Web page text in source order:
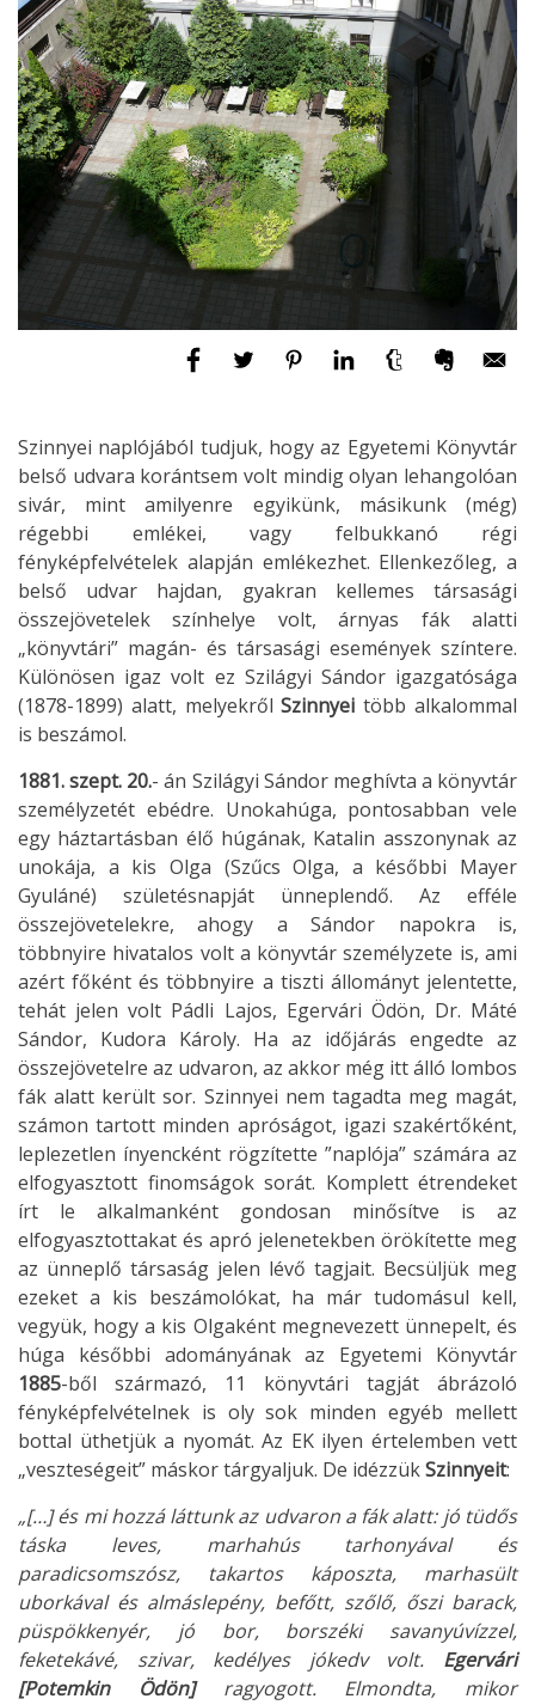
Szinnyei naplójából tudjuk, hogy az Egyetemi Könyvtár
belső udvara korántsem volt mindig olyan lehangolóan
sivár, mint amilyenre egyikünk, másikunk (még)
régebbi emlékei, vagy felbukkanó régi
fényképfelvételek alapján emlékezhet. Ellenkezőleg, a
belső udvar hajdan, gyakran kellemes társasági
összejövetelek színhelye volt, árnyas fák alatti
„könyvtári” magán- és társasági események színtere.
Különösen igaz volt ez Szilágyi Sándor igazgatósága
(1878-1899) alatt, melyekrőlSzinnyeitöbb alkalommal
is beszámol.
1881. szept. 20.- án Szilágyi Sándor meghívta a könyvtár
személyzetét ebédre. Unokahúga, pontosabban vele
egy háztartásban élő húgának, Katalin asszonynak az
unokája, a kis Olga (Szűcs Olga, a későbbi Mayer
Gyuláné) születésnapját ünneplendő. Az efféle
összejövetelekre, ahogy a Sándor napokra is,
többnyire hivatalos volt a könyvtár személyzete is, ami
azért főként és többnyire a tiszti állományt jelentette,
tehát jelen volt Pádli Lajos, Egervári Ödön, Dr. Máté
Sándor, Kudora Károly. Ha az időjárás engedte az
összejövetelre az udvaron, az akkor még itt álló lombos
fák alatt került sor. Szinnyei nem tagadta meg magát,
számon tartott minden apróságot, igazi szakértőként,
leplezetlen ínyencként rögzítette ”naplója” számára az
elfogyasztott finomságok sorát. Komplett étrendeket
írt le alkalmanként gondosan minősítve is az
elfogyasztottakat és apró jelenetekben örökítette meg
az ünneplő társaság jelen lévő tagjait. Becsüljük meg
ezeket a kis beszámolókat, ha már tudomásul kell,
vegyük, hogy a kis Olgaként megnevezett ünnepelt, és
húga későbbi adományának az Egyetemi Könyvtár
1885-ből származó, 11 könyvtári tagját ábrázoló
fényképfelvételnek is oly sok minden egyéb mellett
bottal üthetjük a nyomát. Az EK ilyen értelemben vett
„veszteségeit” máskor tárgyaljuk. De idézzükSzinnyeit:
„[…] és mi hozzá láttunk az udvaron a fák alatt: jó tüdős
táska leves, marhahús tarhonyával és
paradicsomszósz, takartos káposzta, marhasült
uborkával és almáslepény, befőtt, szőlő, őszi barack,
püspökkenyér, jó bor, borszéki savanyúvízzel,
feketekávé, szivar, kedélyes jókedv volt. Egervári
[Potemkin Ödön] ragyogott. Elmondta, mikor